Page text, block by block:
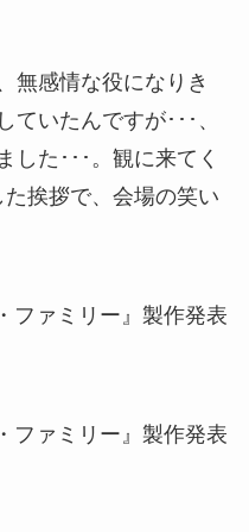
無感情な役になりき
ていたんですが･･･、
した･･･。観に来てく
挨拶で、会場の笑い